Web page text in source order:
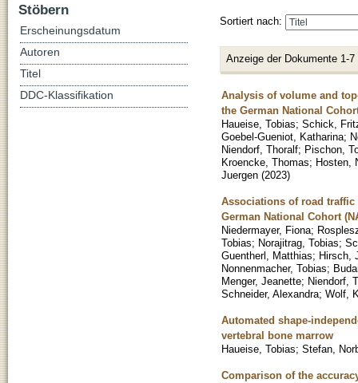
Sortiert nach:
Anzeige der Dokumente 1-7
Analysis of volume and
the German National
Haueise, Tobias; Schick,
Goebel-Gueniot, Katharina;
Niendorf, Thoralf; Pischon,
Kroencke, Thomas; Hosten,
Juergen (2023)
Associations of road
German National Cohort
Niedermayer, Fiona;
Tobias; Norajitrag, Tobias;
Guentherl, Matthias; Hirsch,
Nonnenmacher, Tobias;
Menger, Jeanette; Niendorf,
Schneider, Alexandra; Wolf,
Automated shape-
vertebral bone marrow
Haueise, Tobias; Stefan,
Comparison of the
Stöbern
Erscheinungsdatum
Autoren
Titel
DDC-Klassifikation